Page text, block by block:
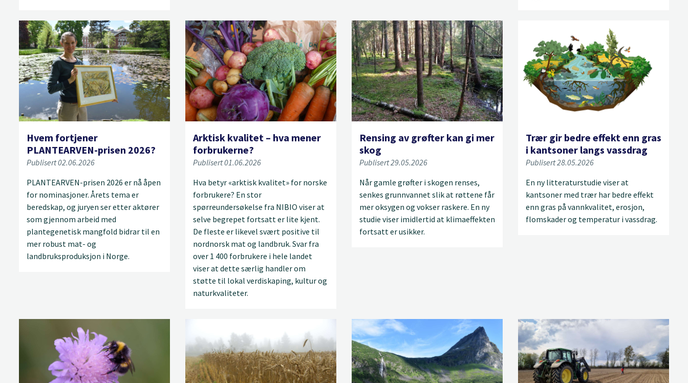
Hvem fortjener
PLANTEARVEN-prisen 2026?
Publisert 02.06.2026
PLANTEARVEN-prisen 2026 er nå åpen
for nominasjoner. Årets tema er
beredskap, og juryen ser etter aktører
som gjennom arbeid med
plantegenetisk mangfold bidrar til en
mer robust mat- og
landbruksproduksjon i Norge.
Arktisk kvalitet – hva mener
forbrukerne?
Publisert 01.06.2026
Hva betyr «arktisk kvalitet» for norske
forbrukere? En stor
spørreundersøkelse fra NIBIO viser at
selve begrepet fortsatt er lite kjent.
De fleste er likevel svært positive til
nordnorsk mat og landbruk. Svar fra
over 1 400 forbrukere i hele landet
viser at dette særlig handler om
støtte til lokal verdiskaping, kultur og
naturkvaliteter.
Rensing av grøfter kan gi mer
skog
Publisert 29.05.2026
Når gamle grøfter i skogen renses,
senkes grunnvannet slik at røttene får
mer oksygen og vokser raskere. En ny
studie viser imidlertid at klimaeffekten
fortsatt er usikker.
Trær gir bedre effekt enn gras
i kantsoner langs vassdrag
Publisert 28.05.2026
En ny litteraturstudie viser at
kantsoner med trær har bedre effekt
enn gras på vannkvalitet, erosjon,
flomskader og temperatur i vassdrag.